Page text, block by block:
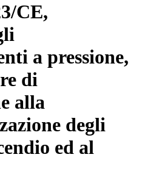
CE,
a pressione,
di
alla
degli
ed al